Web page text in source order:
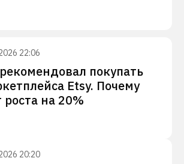
22:06
покупать
Etsy. Почему
на 20%
20:20